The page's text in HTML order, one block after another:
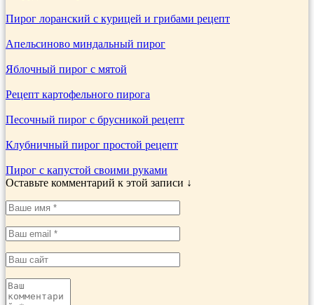
Пирог лоранский с курицей и грибами рецепт
Апельсиново миндальный пирог
Яблочный пирог с мятой
Рецепт картофельного пирога
Песочный пирог с брусникой рецепт
Клубничный пирог простой рецепт
Пирог с капустой своими руками
Оставьте комментарий к этой записи ↓